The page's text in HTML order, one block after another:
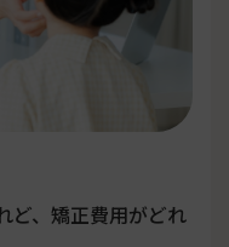
ど、矯正費用がどれ